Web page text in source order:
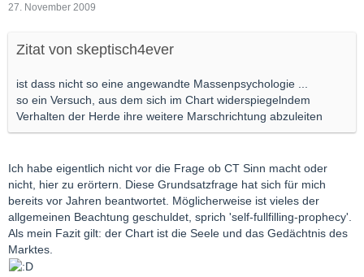
27. November 2009
Zitat von skeptisch4ever
ist dass nicht so eine angewandte Massenpsychologie ...
so ein Versuch, aus dem sich im Chart widerspiegelndem
Verhalten der Herde ihre weitere Marschrichtung abzuleiten
Ich habe eigentlich nicht vor die Frage ob CT Sinn macht oder
nicht, hier zu erörtern. Diese Grundsatzfrage hat sich für mich
bereits vor Jahren beantwortet. Möglicherweise ist vieles der
allgemeinen Beachtung geschuldet, sprich 'self-fullfilling-prophecy'.
Als mein Fazit gilt: der Chart ist die Seele und das Gedächtnis des
Marktes.